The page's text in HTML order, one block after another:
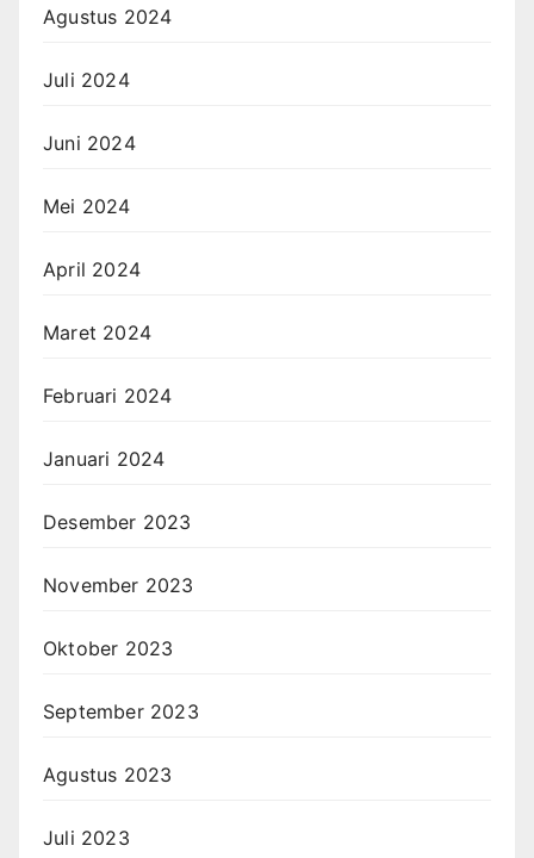
Agustus 2024
Juli 2024
Juni 2024
Mei 2024
April 2024
Maret 2024
Februari 2024
Januari 2024
Desember 2023
November 2023
Oktober 2023
September 2023
Agustus 2023
Juli 2023